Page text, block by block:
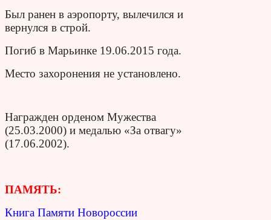
Был ранен в аэропорту, вылечился и
вернулся в строй.
Погиб в Марьинке 19.06.2015 года.
Место захоронения не установлено.
Награжден орденом Мужества
(25.03.2000) и медалью «За отвагу»
(17.06.2002).
ПАМЯТЬ:
Книга Памяти Новороссии